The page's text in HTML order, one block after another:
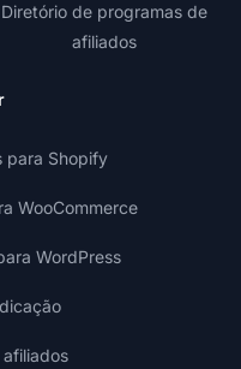
Diretório de programas de
afiliados
para Shopify
WooCommerce
WordPress
afiliados